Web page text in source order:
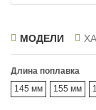
МОДЕЛИ
Длина поплавка
145 мм
155 мм